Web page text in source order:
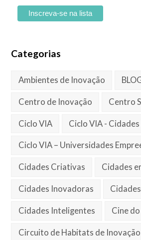
Categorias
Ambientes de Inovação
Centro de Inovação Centro
Ciclo VIA Ciclo VIA -
Ciclo VIA – Universidades
Cidades Criativas Cidades
Cidades Inovadoras
Cidades Inteligentes Cine
Circuito de Habitats de